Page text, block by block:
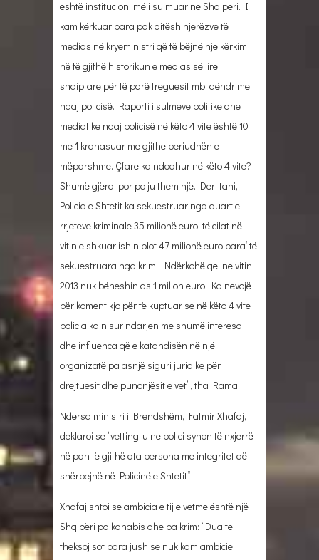
është institucioni më i sulmuar në Shqipëri. I
kam kërkuar para pak ditësh njerëzve të
medias në kryeministri që të bëjnë një kërkim
në të gjithë historikun e medias së lirë
shqiptare për të parë treguesit mbi qëndrimet
ndaj policisë. Raporti i sulmeve politike dhe
mediatike ndaj policisë në këto 4 vite është 10
me 1 krahasuar me gjithë periudhën e
mëparshme. Çfarë ka ndodhur në këto 4 vite?
Shumë gjëra, por po ju them një. Deri tani,
Policia e Shtetit ka sekuestruar nga duart e
rrjeteve kriminale 35 milionë euro, të cilat në
vitin e shkuar ishin plot 47 milionë euro para’ të
sekuestruara nga krimi. Ndërkohë që, në vitin
2013 nuk bëheshin as 1 milion euro. Ka nevojë
për koment kjo për të kuptuar se në këto 4 vite
policia ka nisur ndarjen me shumë interesa
dhe influenca që e katandisën në një
organizatë pa asnjë siguri juridike për
drejtuesit dhe punonjësit e vet”, tha Rama.
Ndërsa ministri i Brendshëm, Fatmir Xhafaj,
deklaroi se “vetting-u në polici synon të nxjerrë
në pah të gjithë ata persona me integritet që
shërbejnë në Policinë e Shtetit”.
Xhafaj shtoi se ambicia e tij e vetme është një
Shqipëri pa kanabis dhe pa krim: “Dua të
theksoj sot para jush se nuk kam ambicie